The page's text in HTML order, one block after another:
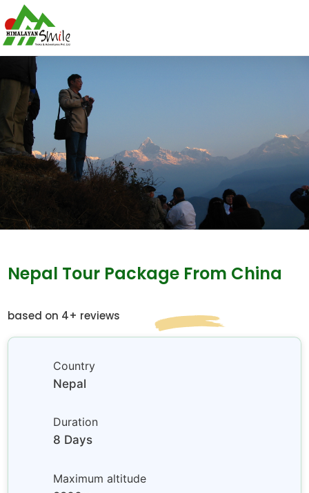
Nepal Tour Package From China
based on 4+ reviews
Country
Nepal
Duration
8 Days
Maximum altitude